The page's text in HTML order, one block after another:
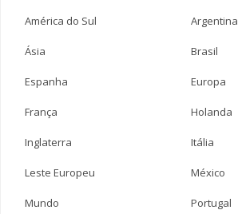
América do Sul Argentina
Ásia Brasil
Espanha Europa
França Holanda
Inglaterra Itália
Leste Europeu México
Mundo Portugal